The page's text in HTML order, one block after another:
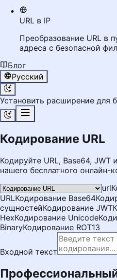
URL в IP
Преобразование URL в
адреса с безопасной
Блог
Русский
Установить расширение для
Кодирование URL
Кодируйте URL, Base64,
нашего бесплатного онлайн-
url
URLКодирование Base64
сущностейКодирование JWT
HexКодирование Unicode
BinaryКодирование ROT13
Входной текст